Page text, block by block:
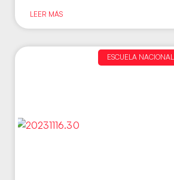
LEER MÁS
ESCUELA